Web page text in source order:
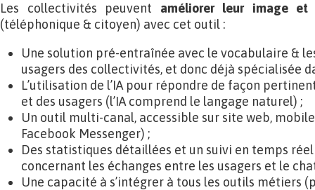
Les collectivités peuvent améliorer leur image et
(téléphonique & citoyen) avec cet outil :
Une solution pré-entraînée avec le vocabulaire &
usagers des collectivités, et donc déjà spécialisée
L’utilisation de l’IA pour répondre de façon
et des usagers (l’IA comprend le langage naturel) ;
Un outil multi-canal, accessible sur site web,
Facebook Messenger) ;
Des statistiques détaillées et un suivi en temps
concernant les échanges entre les usagers et le
Une capacité à s’intégrer à tous les outils métiers